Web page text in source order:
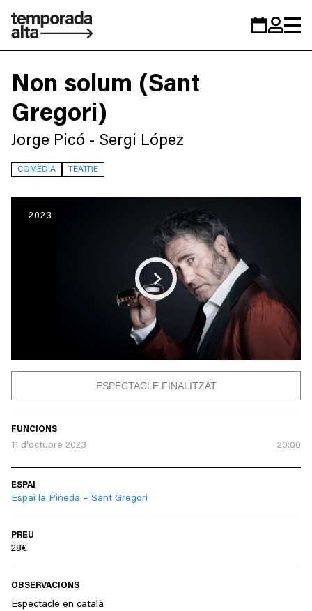
Temporada
personal
Non solum (Sant
Gregori)
Jorge Picó - Sergi López
COMÈDIA TEATRE
2023
Play
ESPECTACLE FINALITZAT
FUNCIONS
11 d'octubre 2023 20:00
ESPAI
Espai la Pineda – Sant Gregori
PREU
28€
OBSERVACIONS
Espectacle en català